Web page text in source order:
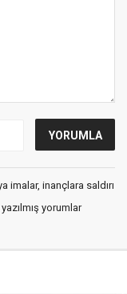
imalar, inançlara saldırı
yorumlar